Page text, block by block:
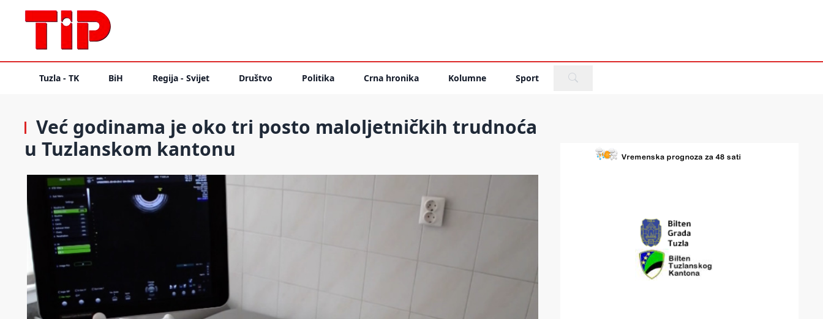
Tuzla - TK BiH Regija - Svijet Društvo Politika Crna hronika Kolumne Sport
Već godinama je oko tri posto maloljetničkih trudnoća
u Tuzlanskom kantonu